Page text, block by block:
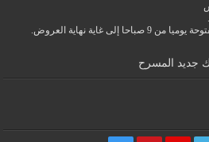
غاية نهاية العروض.
جديد المسرح